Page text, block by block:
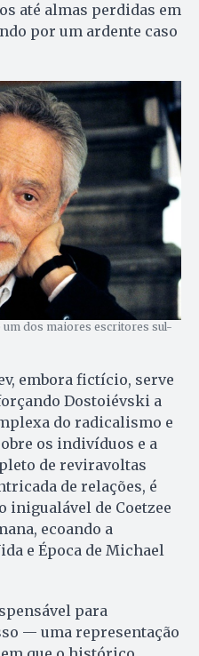
até almas perdidas em
por um ardente caso
um dos maiores escritores sul-
embora fictício, serve
Dostoiévski a
do radicalismo e
os indivíduos e a
de reviravoltas
de relações, é
inigualável de Coetzee
ecoando a
e Época de Michael
para
— uma representação